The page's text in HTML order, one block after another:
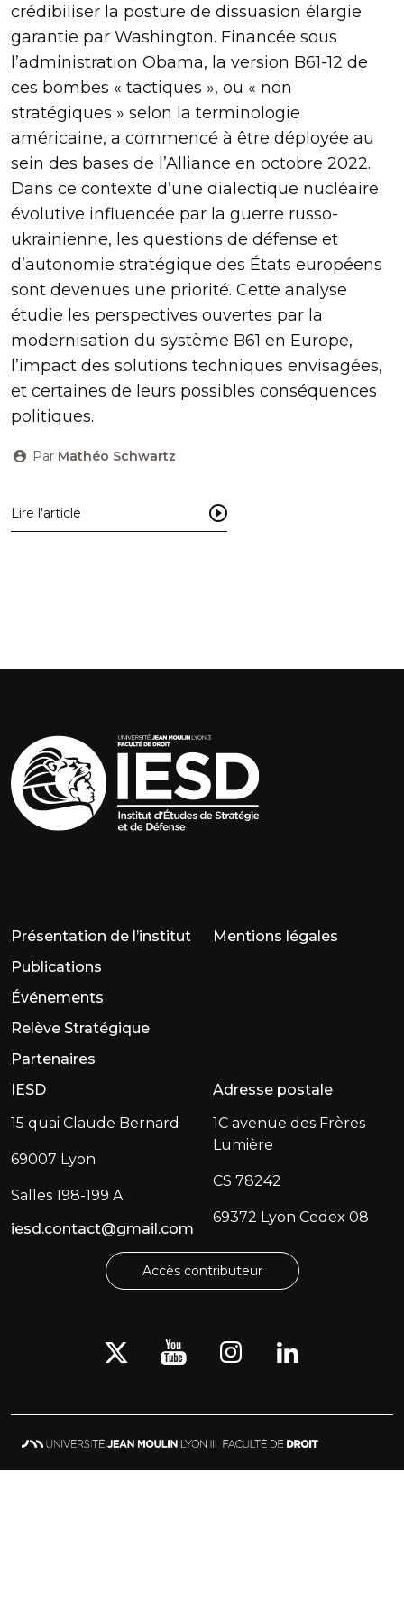
crédibiliser la posture de dissuasion élargie
garantie par Washington. Financée sous
l’administration Obama, la version B61-12 de
ces bombes « tactiques », ou « non
stratégiques » selon la terminologie
américaine, a commencé à être déployée au
sein des bases de l’Alliance en octobre 2022.
Dans ce contexte d’une dialectique nucléaire
évolutive influencée par la guerre russo-
ukrainienne, les questions de défense et
d’autonomie stratégique des États européens
sont devenues une priorité. Cette analyse
étudie les perspectives ouvertes par la
modernisation du système B61 en Europe,
l’impact des solutions techniques envisagées,
et certaines de leurs possibles conséquences
politiques.
Par Mathéo Schwartz
Lire l'article
Présentation de l’institut
Publications
Événements
Relève Stratégique
Partenaires
Mentions légales
IESD
15 quai Claude Bernard
69007 Lyon
Salles 198-199 A
iesd.contact@gmail.com
Adresse postale
1C avenue des Frères
Lumière
CS 78242
69372 Lyon Cedex 08
Accès contributeur